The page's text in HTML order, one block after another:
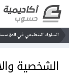
السلوك التنظيمي في
الشخصية